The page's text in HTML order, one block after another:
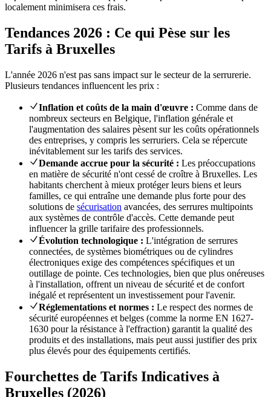
localement minimisera ces frais.
Tendances 2026 : Ce qui Pèse sur les
Tarifs à Bruxelles
L'année 2026 n'est pas sans impact sur le secteur de la serrurerie.
Plusieurs tendances influencent les prix :
Inflation et coûts de la main d'œuvre : Comme dans de
nombreux secteurs en Belgique, l'inflation générale et
l'augmentation des salaires pèsent sur les coûts opérationnels
des entreprises, y compris les serruriers. Cela se répercute
inévitablement sur les tarifs des services.
Demande accrue pour la sécurité : Les préoccupations
en matière de sécurité n'ont cessé de croître à Bruxelles. Les
habitants cherchent à mieux protéger leurs biens et leurs
familles, ce qui entraîne une demande plus forte pour des
solutions de sécurisation avancées, des serrures multipoints
aux systèmes de contrôle d'accès. Cette demande peut
influencer la grille tarifaire des professionnels.
Évolution technologique : L'intégration de serrures
connectées, de systèmes biométriques ou de cylindres
électroniques exige des compétences spécifiques et un
outillage de pointe. Ces technologies, bien que plus onéreuses
à l'installation, offrent un niveau de sécurité et de confort
inégalé et représentent un investissement pour l'avenir.
Réglementations et normes : Le respect des normes de
sécurité européennes et belges (comme la norme EN 1627-
1630 pour la résistance à l'effraction) garantit la qualité des
produits et des installations, mais peut aussi justifier des prix
plus élevés pour des équipements certifiés.
Fourchettes de Tarifs Indicatives à
Bruxelles (2026)